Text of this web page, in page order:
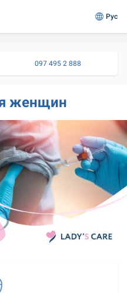
Рус
097 495 2 888
женщин